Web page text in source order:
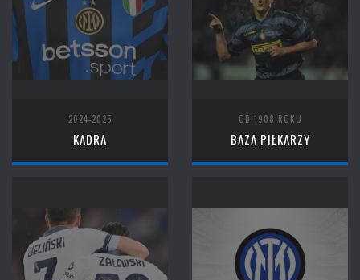
2024-2025
KADRA
OD 1908 ROKU
BAZA PIŁKARZY